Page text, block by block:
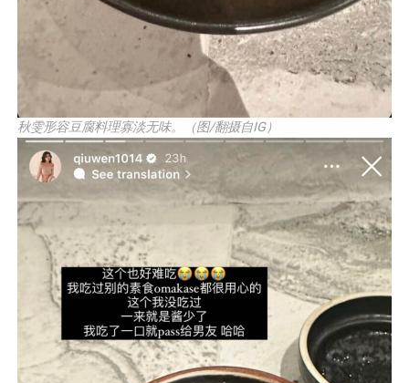
秋雯形容豆腐料理寡淡无味。（图/翻摄自IG）